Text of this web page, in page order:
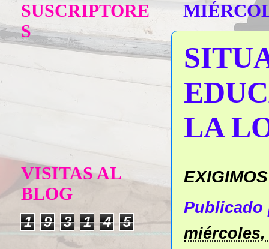
LA
miércoles,
SUSCRIPTORE
S
VISITAS AL
BLOG
1 9 3 1 4 5